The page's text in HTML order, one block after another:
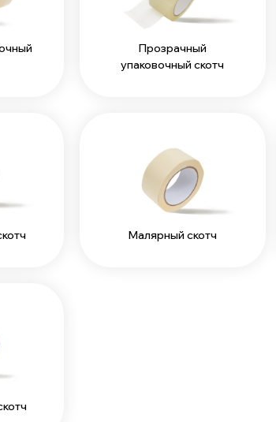
Прозрачный
упаковочный скотч
Малярный скотч